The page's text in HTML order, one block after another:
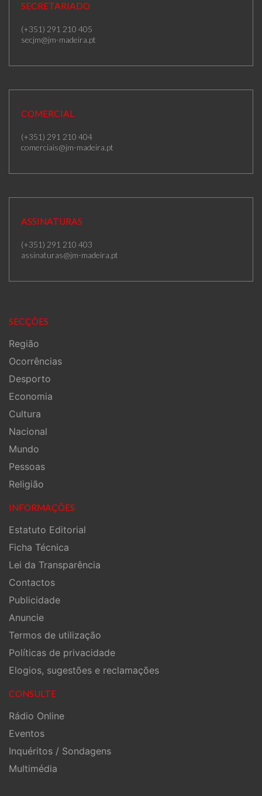
SECRETARIADO
(+351) 291 210 405
secjm@jm-madeira.pt
COMERCIAL
(+351) 291 210 404
comerciais@jm-madeira.pt
ASSINATURAS
(+351) 291 210 403
assinaturas@jm-madeira.pt
SECÇÕES
Região
Ocorrências
Desporto
Economia
Cultura
Nacional
Mundo
Pessoas
Religião
INFORMAÇÕES
Estatuto Editorial
Ficha Técnica
Lei da Transparência
Contactos
Publicidade
Anuncie
Termos de utilização
Políticas de privacidade
Elogios, sugestões e reclamações
CONSULTE
Rádio Online
Eventos
Inquéritos / Sondagens
Multimédia